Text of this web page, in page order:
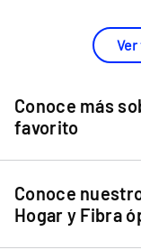
Conoce más
favorito
Chip Entel
Apple iPhone 11
Apple iPhone 12
Conoce
Hogar y Fibra